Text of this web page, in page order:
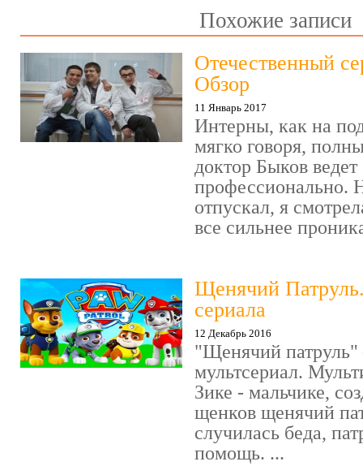
Похожие записи
Отечественный
Обзор
11 Январь 2017
Интерны, как на
мягко говоря,
доктор Быков ведет
профессионально.
отпускал, я
все сильнее
Щенячий
сериала
12 Декабрь 2016
"Щенячий патруль"
мультсериал.
Зике - мальчике,
щенков щенячий
случилась беда,
помощь. ...